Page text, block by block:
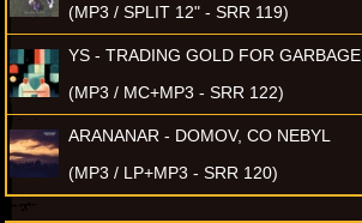
(MP3 / SPLIT 12" - SRR 119)
YS - TRADING GOLD FOR GARBAGE
(MP3 / MC+MP3 - SRR 122)
ARANANAR - DOMOV, CO NEBYL
(MP3 / LP+MP3 - SRR 120)